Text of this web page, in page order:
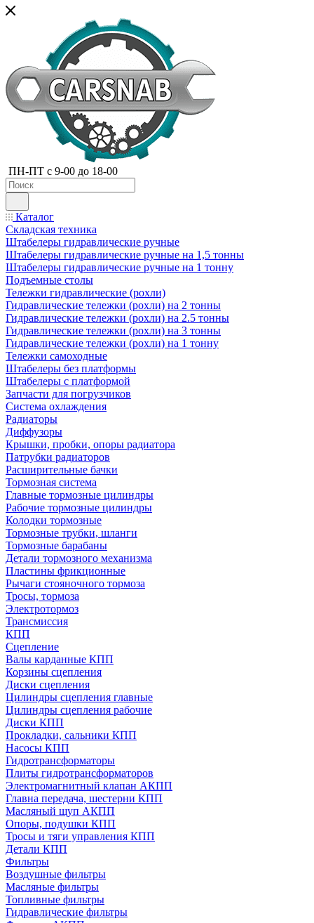
ПН-ПТ с 9-00 до 18-00
Каталог
Складская техника
Штабелеры гидравлические ручные
Штабелеры гидравлические ручные на 1,5 тонны
Штабелеры гидравлические ручные на 1 тонну
Подъемные столы
Тележки гидравлические (рохли)
Гидравлические тележки (рохли) на 2 тонны
Гидравлические тележки (рохли) на 2.5 тонны
Гидравлические тележки (рохли) на 3 тонны
Гидравлические тележки (рохли) на 1 тонну
Тележки самоходные
Штабелеры без платформы
Штабелеры с платформой
Запчасти для погрузчиков
Система охлаждения
Радиаторы
Диффузоры
Крышки, пробки, опоры радиатора
Патрубки радиаторов
Расширительные бачки
Тормозная система
Главные тормозные цилиндры
Рабочие тормозные цилиндры
Колодки тормозные
Тормозные трубки, шланги
Тормозные барабаны
Детали тормозного механизма
Пластины фрикционные
Рычаги стояночного тормоза
Тросы, тормоза
Электротормоз
Трансмиссия
КПП
Сцепление
Валы карданные КПП
Корзины сцепления
Диски сцепления
Цилиндры сцепления главные
Цилиндры сцепления рабочие
Диски КПП
Прокладки, сальники КПП
Насосы КПП
Гидротрансформаторы
Плиты гидротрансформаторов
Электромагнитный клапан АКПП
Главна передача, шестерни КПП
Масляный щуп АКПП
Опоры, подушки КПП
Тросы и тяги управления КПП
Детали КПП
Фильтры
Воздушные фильтры
Масляные фильтры
Топливные фильтры
Гидравлические фильтры